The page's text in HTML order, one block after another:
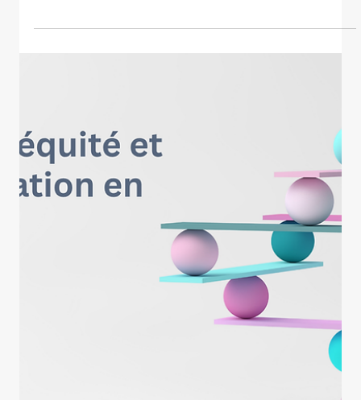
Nouvelle
Un don d’Anthropic d'1M$ à l'IID
pour la recherche sur l'IA en
langues minoritaires
L'Université Laval annonce qu'Anthropic a octroyé un don à
l'Institut intelligence et données (IID) d'une valeur de plus
d'un million de dollars canadiens (730 000 $ US) sous la
forme de crédits donnant accès aux modèles Claude. Les
ressources rendues disponibles par ce don soutiendront